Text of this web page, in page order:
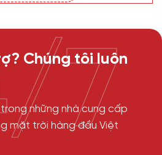
Chúng tôi luôn
những nhà cung cấp
mặt trời hàng đầu Việt
7